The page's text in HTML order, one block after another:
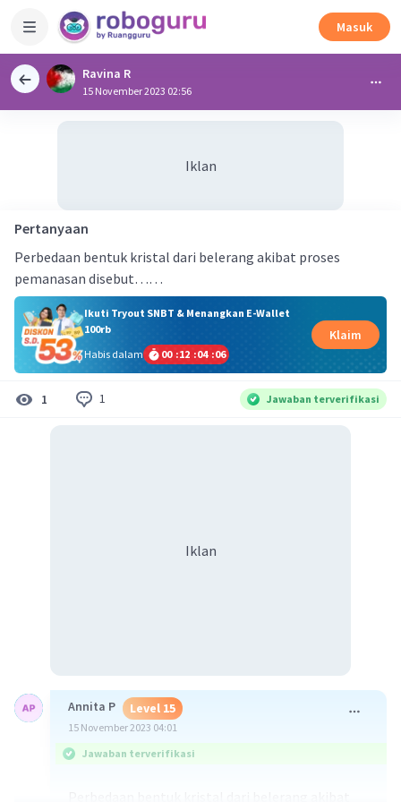
Masuk
Ravina R
15 November 2023 02:56
Iklan
Pertanyaan
Perbedaan bentuk kristal dari belerang akibat proses
pemanasan disebut……
Ikuti Tryout SNBT & Menangkan E-Wallet
100rb
Habis dalam
00 :12 :04 :05
Klaim
1 1 Jawaban terverifikasi
Iklan
Annita P Level 15
15 November 2023 04:01
Jawaban terverifikasi